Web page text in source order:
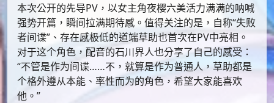
本次公开的先导PV，以女主角夜樱六美活力满满的呐喊
强势开篇，瞬间拉满期待感。值得关注的是，自称“失败
者间谍”、存在感极低的道端草助也首次在PV中亮相。
对于这个角色，配音的石川界人也分享了自己的感受：
“不管是作为间谍……不，就算是作为普通人，草助都是
个格外遵从本能、率性而为的角色，希望大家能喜欢
他。”